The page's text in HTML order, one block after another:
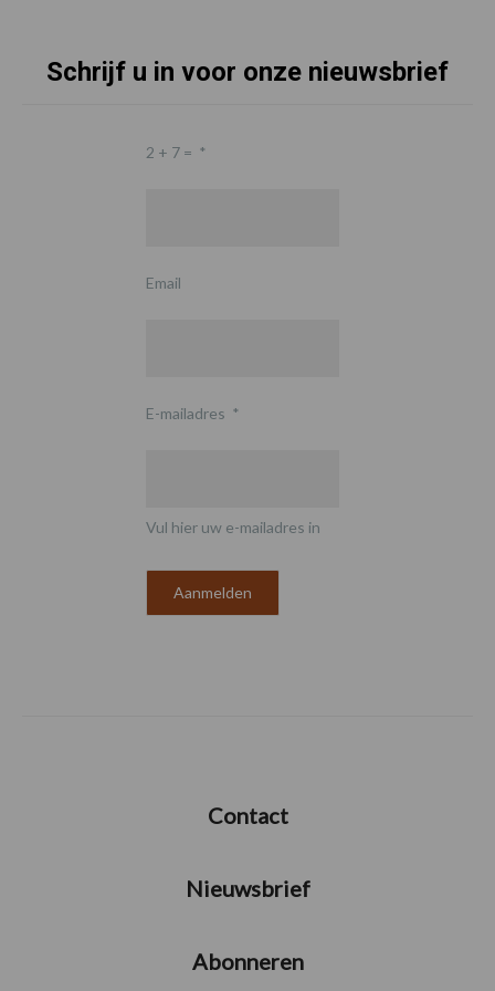
Schrijf u in voor onze nieuwsbrief
2 + 7 = *
Email
E-mailadres *
Vul hier uw e-mailadres in
Contact
Nieuwsbrief
Abonneren